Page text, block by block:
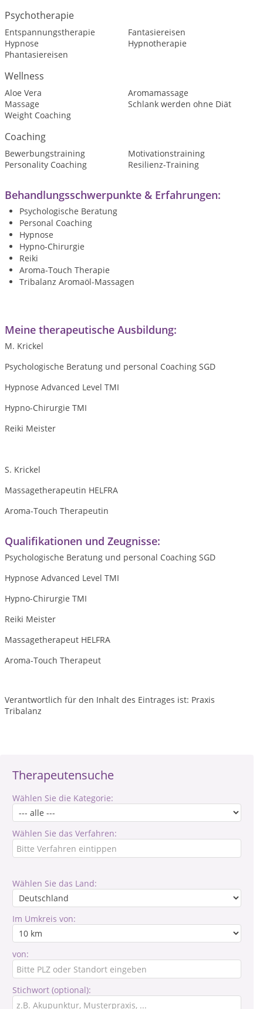
Therapeutensuche
Wählen Sie die Kategorie:
Wählen Sie das Verfahren:
Wählen Sie das Land:
Im Umkreis von:
von:
Stichwort (optional):
Psychotherapie
Entspannungstherapie
Fantasiereisen
Hypnose
Hypnotherapie
Phantasiereisen
Wellness
Aloe Vera
Aromamassage
Massage
Schlank werden ohne Diät
Weight Coaching
Coaching
Bewerbungstraining
Motivationstraining
Personality Coaching
Resilienz-Training
Behandlungsschwerpunkte & Erfahrungen:
Psychologische Beratung
Personal Coaching
Hypnose
Hypno-Chirurgie
Reiki
Aroma-Touch Therapie
Tribalanz Aromaöl-Massagen
Meine therapeutische Ausbildung:
M. Krickel
Psychologische Beratung und personal Coaching SGD
Hypnose Advanced Level TMI
Hypno-Chirurgie TMI
Reiki Meister
S. Krickel
Massagetherapeutin HELFRA
Aroma-Touch Therapeutin
Qualifikationen und Zeugnisse:
Psychologische Beratung und personal Coaching SGD
Hypnose Advanced Level TMI
Hypno-Chirurgie TMI
Reiki Meister
Massagetherapeut HELFRA
Aroma-Touch Therapeut
Verantwortlich für den Inhalt des Eintrages ist: Praxis
Tribalanz